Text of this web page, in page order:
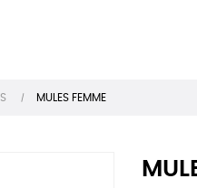
MULES FEMME